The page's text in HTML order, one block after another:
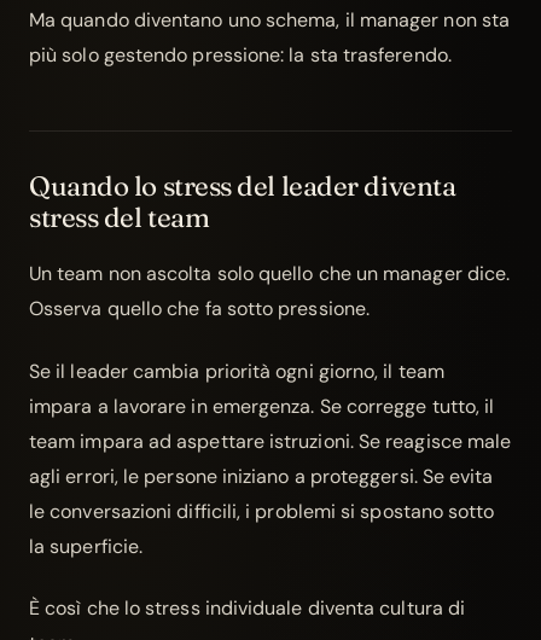
Ma quando diventano uno schema, il manager non sta
più solo gestendo pressione: la sta trasferendo.
Quando lo stress del leader diventa
stress del team
Un team non ascolta solo quello che un manager dice.
Osserva quello che fa sotto pressione.
Se il leader cambia priorità ogni giorno, il team
impara a lavorare in emergenza. Se corregge tutto, il
team impara ad aspettare istruzioni. Se reagisce male
agli errori, le persone iniziano a proteggersi. Se evita
le conversazioni difficili, i problemi si spostano sotto
la superficie.
È così che lo stress individuale diventa cultura di